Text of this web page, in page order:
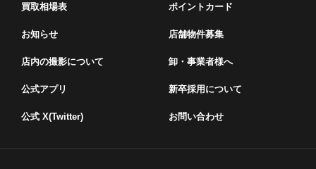
買取相場表
お知らせ
店内の撮影について
公式アプリ
公式 X(Twitter)
ポイントカード
店舗物件募集
卸・事業者様へ
新卒採用について
お問い合わせ